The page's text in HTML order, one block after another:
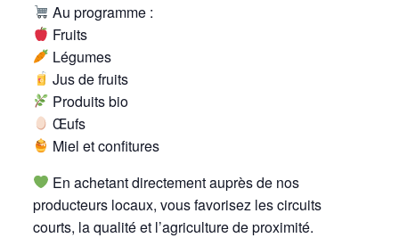
Au programme :
Fruits
Légumes
Jus de fruits
Produits bio
Œufs
Miel et confitures
En achetant directement auprès de nos
producteurs locaux, vous favorisez les circuits
courts, la qualité et l’agriculture de proximité.